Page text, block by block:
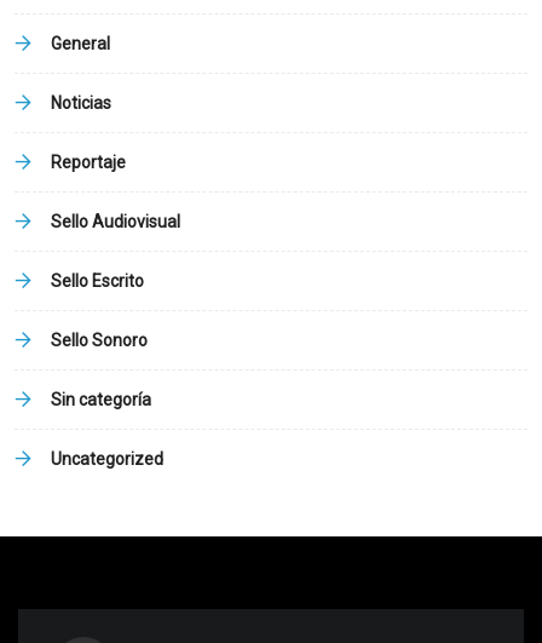
General
Noticias
Reportaje
Sello Audiovisual
Sello Escrito
Sello Sonoro
Sin categoría
Uncategorized